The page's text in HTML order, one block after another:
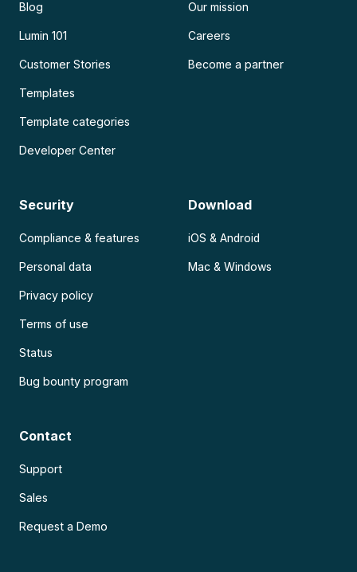
Blog
Lumin 101
Customer Stories
Templates
Template categories
Developer Center
Our mission
Careers
Become a partner
Security
Compliance & features
Personal data
Privacy policy
Terms of use
Status
Bug bounty program
Download
iOS & Android
Mac & Windows
Contact
Support
Sales
Request a Demo